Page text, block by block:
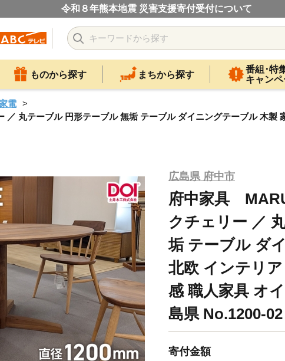
令和８年熊本地震 災害支援寄付受付について
ものから探す まちから探す
番組･特
キャン
電
テーブル 円形テーブル 無垢 テーブル ダイニングテーブル 木製
広島県 府中市
府中家具
クチェリー ／
垢 テーブル ダ
北欧 インテリ
感 職人家具 オ
島県 No.1200-02
寄付金額